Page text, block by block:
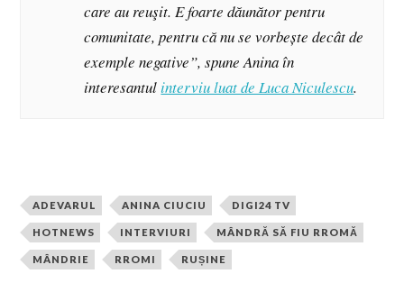
care au reuşit. E foarte dăunător pentru
comunitate, pentru că nu se vorbește decât de
exemple negative”, spune Anina în
interesantul interviu luat de Luca Niculescu.
ADEVARUL ANINA CIUCIU DIGI24 TV
HOTNEWS INTERVIURI MÂNDRĂ SĂ FIU RROMĂ
MÂNDRIE RROMI RUȘINE